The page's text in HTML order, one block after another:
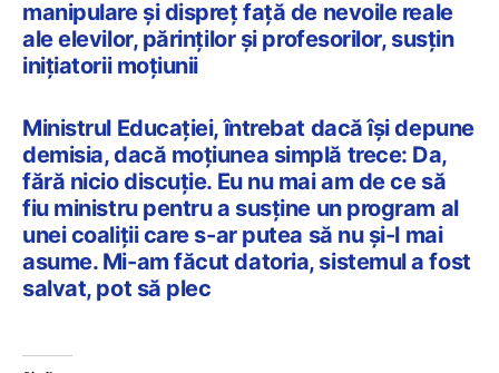
manipulare și dispreț față de nevoile reale
ale elevilor, părinților și profesorilor, susțin
inițiatorii moțiunii
Ministrul Educației, întrebat dacă își depune
demisia, dacă moțiunea simplă trece: Da,
fără nicio discuție. Eu nu mai am de ce să
fiu ministru pentru a susține un program al
unei coaliții care s-ar putea să nu și-l mai
asume. Mi-am făcut datoria, sistemul a fost
salvat, pot să plec